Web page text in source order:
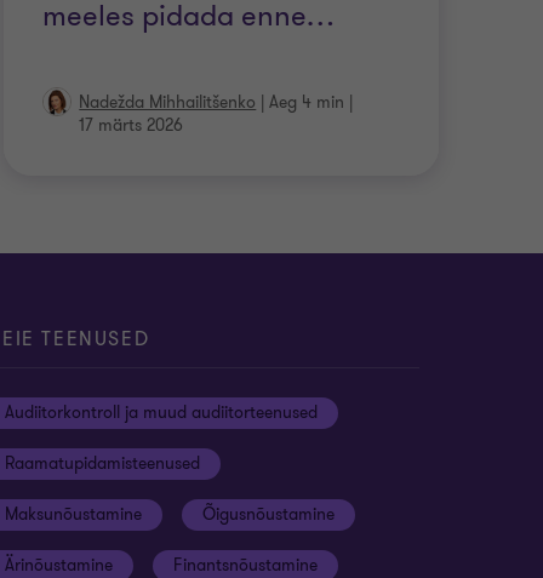
meeles pidada enne…
Nadežda Mihhailitšenko | Aeg 4 min |
17 märts 2026
TEENUSED
Audiitorkontroll ja muud audiitorteenused
Raamatupidamisteenused
Maksunõustamine Õigusnõustamine
Ärinõustamine Finantsnõustamine